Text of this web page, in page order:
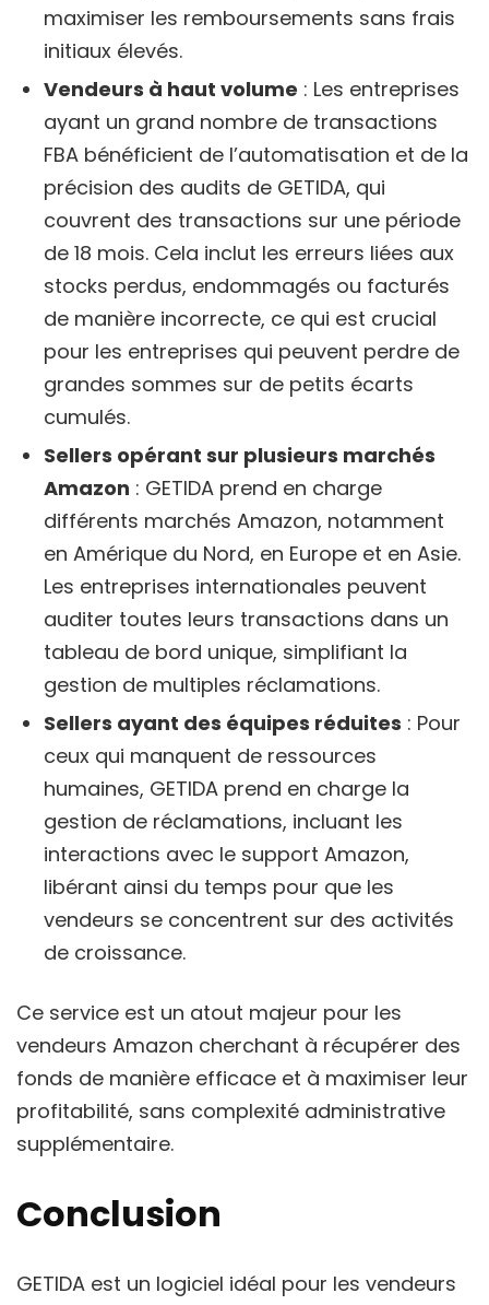
maximiser les remboursements sans frais
initiaux élevés.
Vendeurs à haut volume : Les entreprises
ayant un grand nombre de transactions
FBA bénéficient de l’automatisation et de la
précision des audits de GETIDA, qui
couvrent des transactions sur une période
de 18 mois. Cela inclut les erreurs liées aux
stocks perdus, endommagés ou facturés
de manière incorrecte, ce qui est crucial
pour les entreprises qui peuvent perdre de
grandes sommes sur de petits écarts
cumulés.
Sellers opérant sur plusieurs marchés
Amazon : GETIDA prend en charge
différents marchés Amazon, notamment
en Amérique du Nord, en Europe et en Asie.
Les entreprises internationales peuvent
auditer toutes leurs transactions dans un
tableau de bord unique, simplifiant la
gestion de multiples réclamations.
Sellers ayant des équipes réduites : Pour
ceux qui manquent de ressources
humaines, GETIDA prend en charge la
gestion de réclamations, incluant les
interactions avec le support Amazon,
libérant ainsi du temps pour que les
vendeurs se concentrent sur des activités
de croissance.
Ce service est un atout majeur pour les
vendeurs Amazon cherchant à récupérer des
fonds de manière efficace et à maximiser leur
profitabilité, sans complexité administrative
supplémentaire.
Conclusion
GETIDA est un logiciel idéal pour les vendeurs